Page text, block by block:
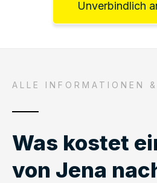
Unverbindlich
ALLE INFORMATIONEN
Was kostet
von Jena